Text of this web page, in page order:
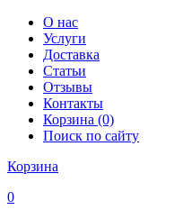
О нас
Услуги
Доставка
Статьи
Отзывы
Контакты
Корзина (0)
Поиск по сайту
Корзина
0